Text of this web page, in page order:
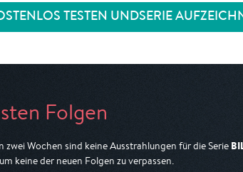
TESTEN UNDSERIE
Folgen
zwei Wochen sind keine Ausstrahlungen für die Serie
keine der neuen Folgen zu verpassen.